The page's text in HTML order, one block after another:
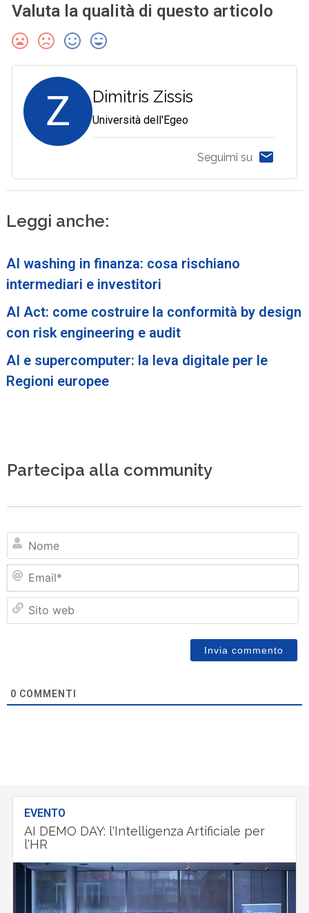
Valuta la qualità di questo articolo
Z Dimitris Zissis
Università dell'Egeo
Seguimi su
Leggi anche:
AI washing in finanza: cosa rischiano
intermediari e investitori
AI Act: come costruire la conformità by design
con risk engineering e audit
AI e supercomputer: la leva digitale per le
Regioni europee
Partecipa alla community
0 COMMENTI
EVENTO
AI DEMO DAY: l'Intelligenza Artificiale per
l'HR